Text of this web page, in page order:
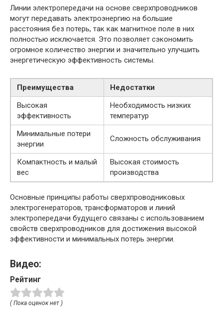
Линии электропередачи на основе сверхпроводников
могут передавать электроэнергию на большие
расстояния без потерь, так как магнитное поле в них
полностью исключается. Это позволяет сэкономить
огромное количество энергии и значительно улучшить
энергетическую эффективность системы.
Преимущества
Недостатки
Высокая
эффективность
Необходимость низких
температур
Минимальные потери
энергии
Сложность обслуживания
Компактность и малый
вес
Высокая стоимость
производства
Основные принципы работы сверхпроводниковых
электрогенераторов, трансформаторов и линий
электропередачи будущего связаны с использованием
свойств сверхпроводников для достижения высокой
эффективности и минимальных потерь энергии.
Видео:
Рейтинг
( Пока оценок нет )